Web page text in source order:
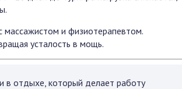
массажистом и физиотерапевтом.
усталость в мощь.
в отдыхе, который делает работу